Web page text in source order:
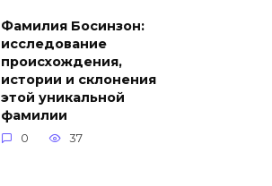
Фамилия Босинзон:
исследование
происхождения,
истории и склонения
этой уникальной
фамилии
0 37